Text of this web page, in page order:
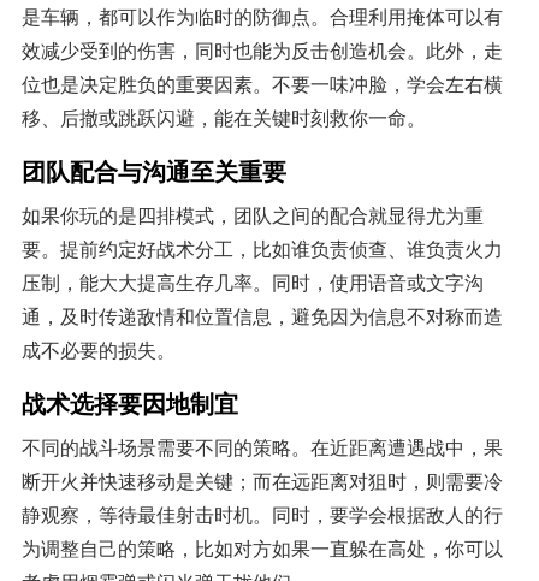
是车辆，都可以作为临时的防御点。合理利用掩体可以有
效减少受到的伤害，同时也能为反击创造机会。此外，走
位也是决定胜负的重要因素。不要一味冲脸，学会左右横
移、后撤或跳跃闪避，能在关键时刻救你一命。
团队配合与沟通至关重要
如果你玩的是四排模式，团队之间的配合就显得尤为重
要。提前约定好战术分工，比如谁负责侦查、谁负责火力
压制，能大大提高生存几率。同时，使用语音或文字沟
通，及时传递敌情和位置信息，避免因为信息不对称而造
成不必要的损失。
战术选择要因地制宜
不同的战斗场景需要不同的策略。在近距离遭遇战中，果
断开火并快速移动是关键；而在远距离对狙时，则需要冷
静观察，等待最佳射击时机。同时，要学会根据敌人的行
为调整自己的策略，比如对方如果一直躲在高处，你可以